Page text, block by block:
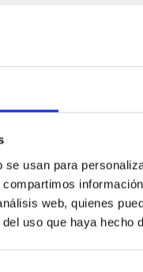
usan para
web, quienes
uso que haya hecho